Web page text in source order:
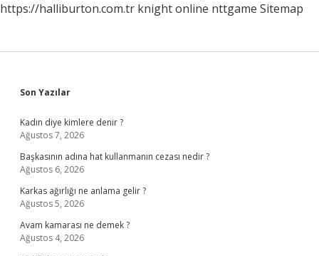
https://halliburton.com.tr knight online nttgame Sitemap
Sidebar
Son Yazılar
Kadın diye kimlere denir ?
Ağustos 7, 2026
Başkasının adına hat kullanmanın cezası nedir ?
Ağustos 6, 2026
Karkas ağırlığı ne anlama gelir ?
Ağustos 5, 2026
Avam kamarası ne demek ?
Ağustos 4, 2026